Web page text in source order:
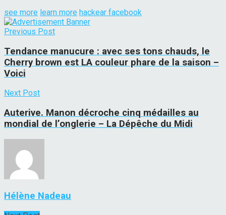
see more learn more hackear facebook
Previous Post
Tendance manucure : avec ses tons chauds, le
Cherry brown est LA couleur phare de la saison –
Voici
Next Post
Auterive. Manon décroche cinq médailles au
mondial de l’onglerie – La Dépêche du Midi
Hélène Nadeau